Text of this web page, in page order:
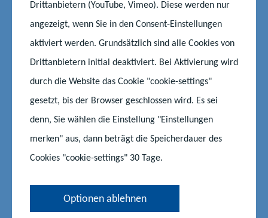
Drittanbietern (YouTube, Vimeo). Diese werden nur
angezeigt, wenn Sie in den Consent-Einstellungen
aktiviert werden. Grundsätzlich sind alle Cookies von
Drittanbietern initial deaktiviert. Bei Aktivierung wird
durch die Website das Cookie "cookie-settings"
gesetzt, bis der Browser geschlossen wird. Es sei
denn, Sie wählen die Einstellung "Einstellungen
merken" aus, dann beträgt die Speicherdauer des
Cookies "cookie-settings" 30 Tage.
Optionen ablehnen
©Regionale Schule Löcknitz
Ein besonderes Zeichen für die Weiterentwicklung der
deutsch-polnischen Zusammenarbeit wurde durch die
im Februar 2023 gesetzt. 26 Sekundarschulen mit dem
Schwerpunkt deutsch-polnische Zusammenarbeit in der